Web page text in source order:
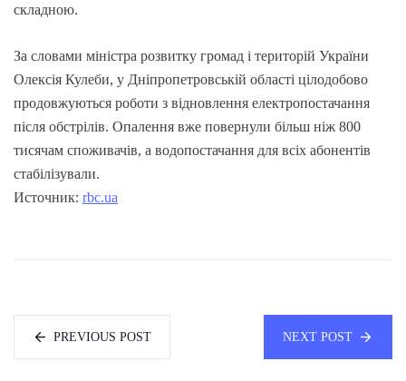
складною.
За словами міністра розвитку громад і територій України
Олексія Кулеби, у Дніпропетровській області цілодобово
продовжуються роботи з відновлення електропостачання
після обстрілів. Опалення вже повернули більш ніж 800
тисячам споживачів, а водопостачання для всіх абонентів
стабілізували.
Источник: rbc.ua
PREVIOUS POST NEXT POST